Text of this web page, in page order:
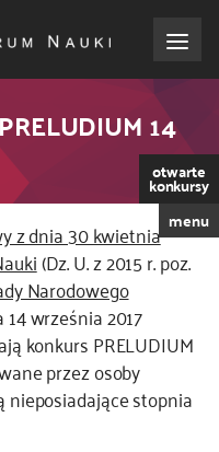
14
otwarte
konkursy
menu
z dnia 30 kwietnia
(Dz. U. z 2015 r. poz.
Narodowego
września 2017
konkurs PRELUDIUM
przez osoby
nieposiadające stopnia